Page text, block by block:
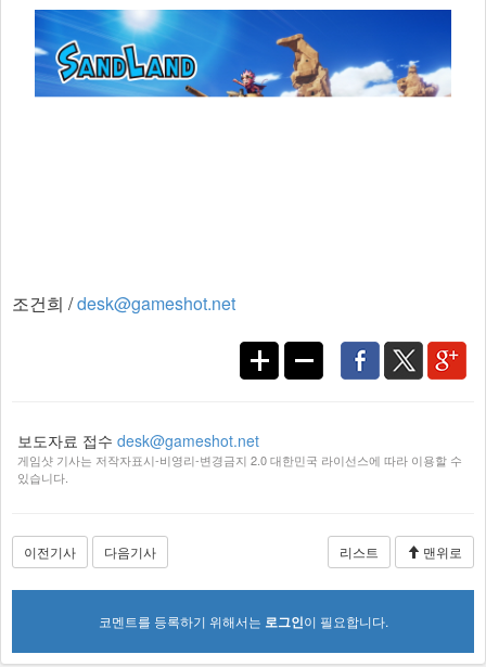
조건희 /desk@gameshot.net
보도자료 접수 desk@gameshot.net
게임샷 기사는 저작자표시-비영리-변경금지 2.0 대한민국 라이선스에 따라 이용할 수
있습니다.
이전기사 다음기사 리스트 맨위로
코멘트를 등록하기 위해서는 로그인이 필요합니다.